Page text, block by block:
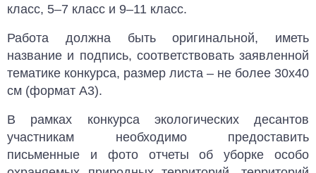
класс, 5–7 класс и 9–11 класс.
Работа должна быть оригинальной, иметь
название и подпись, соответствовать заявленной
тематике конкурса, размер листа – не более 30х40
см (формат А3).
В рамках конкурса экологических десантов
участникам необходимо предоставить
письменные и фото отчеты об уборке особо